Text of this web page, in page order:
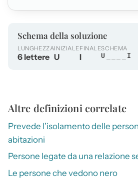
Schema della soluzione
LUNGHEZZA
6 lettere
INIZIALE
U
FINALE
I
SCHEMA
U____I
Altre definizioni correlate
Prevede l’isolamento delle
abitazioni
Persone legate da una relazione
Le persone che vedono nero